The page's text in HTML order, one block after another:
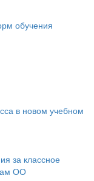
обучения
в новом учебном
за классное
ОО